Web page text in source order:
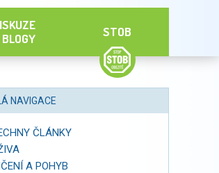
STOB
NAVIGACE
ČLÁNKY
A POHYB